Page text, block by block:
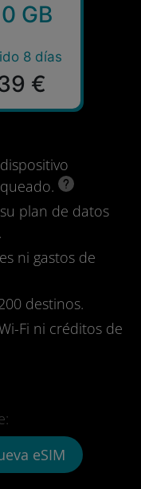
GB
8 días
€
plan de datos
ni gastos de
destinos.
Fi ni créditos de
eSIM